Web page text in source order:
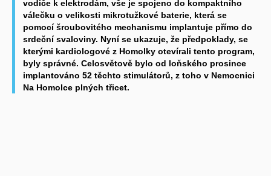
vodiče k elektrodám, vše je spojeno do kompaktního
válečku o velikosti mikrotužkové baterie, která se
pomocí šroubovitého mechanismu implantuje přímo do
srdeční svaloviny. Nyní se ukazuje, že předpoklady, se
kterými kardiologové z Homolky otevírali tento program,
byly správné. Celosvětově bylo od loňského prosince
implantováno 52 těchto stimulátorů, z toho v Nemocnici
Na Homolce plných třicet.